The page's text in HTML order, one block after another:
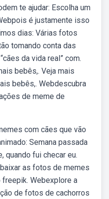
te ajudar: Escolha um
é justamente isso
dias: Várias fotos
tomando conta das
da vida real” com.
bebês,. Veja mais
bebês,. Webdescubra
de meme de
com cães que vão
Semana passada
quando fui checar eu.
as fotos de memes
Webexplore a
de fotos de cachorros